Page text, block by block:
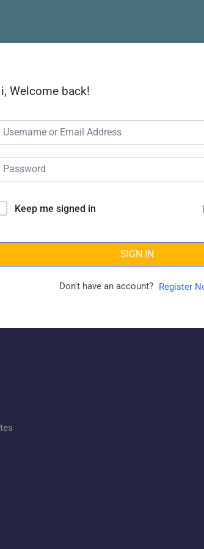
Welcome back!
Keep me signed in
SIGN IN
Don't have an account? Register